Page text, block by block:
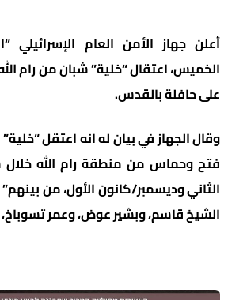
أعلن جهاز الأمن العام الإسرائيلي
الخميس، اعتقال “خلية” شبان من رام
على حافلة بالقدس.
وقال الجهاز في بيان له انه اعتقل
فتح وحماس من منطقة رام الله خلال
الثاني وديسمبر/كانون الأول، من
الشيخ قاسم، وبشير عوض، وعمر